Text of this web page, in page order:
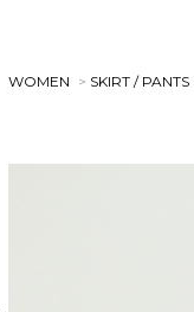
WOMEN > SKIRT / PANTS